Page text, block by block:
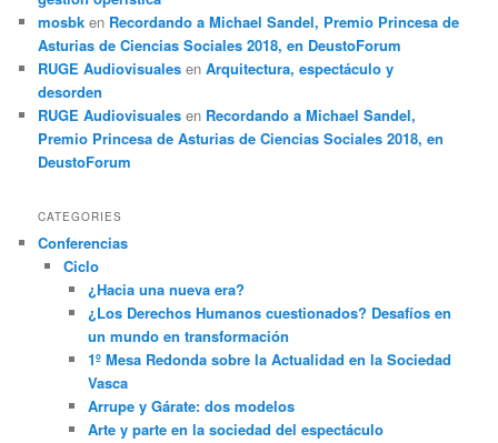
mosbk en Recordando a Michael Sandel, Premio Princesa de
Asturias de Ciencias Sociales 2018, en DeustoForum
RUGE Audiovisuales enArquitectura, espectáculo y
desorden
RUGE Audiovisuales en Recordando a Michael Sandel,
Premio Princesa de Asturias de Ciencias Sociales 2018, en
DeustoForum
CATEGORIES
Conferencias
Ciclo
¿Hacia una nueva era?
¿Los Derechos Humanos cuestionados? Desafíos en
un mundo en transformación
1º Mesa Redonda sobre la Actualidad en la Sociedad
Vasca
Arrupe y Gárate: dos modelos
Arte y parte en la sociedad del espectáculo